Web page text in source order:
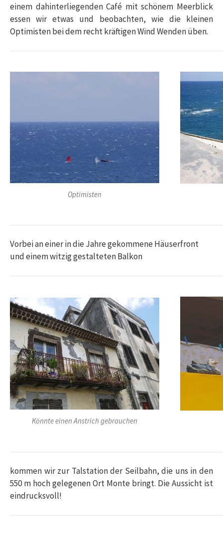
einem dahinterliegenden Café mit schönem Meerblick
essen wir etwas und beobachten, wie die kleinen
Optimisten bei dem recht kräftigen Wind Wenden üben.​
Optimisten
Vorbei an einer in die Jahre gekommene Häuserfront
und einem witzig gestalteten Balkon
Könnte einen Anstrich gebrauchen
kommen wir zur Talstation der Seilbahn, die uns in den
550 m hoch gelegenen Ort Monte bringt. Die Aussicht ist
eindrucksvoll!